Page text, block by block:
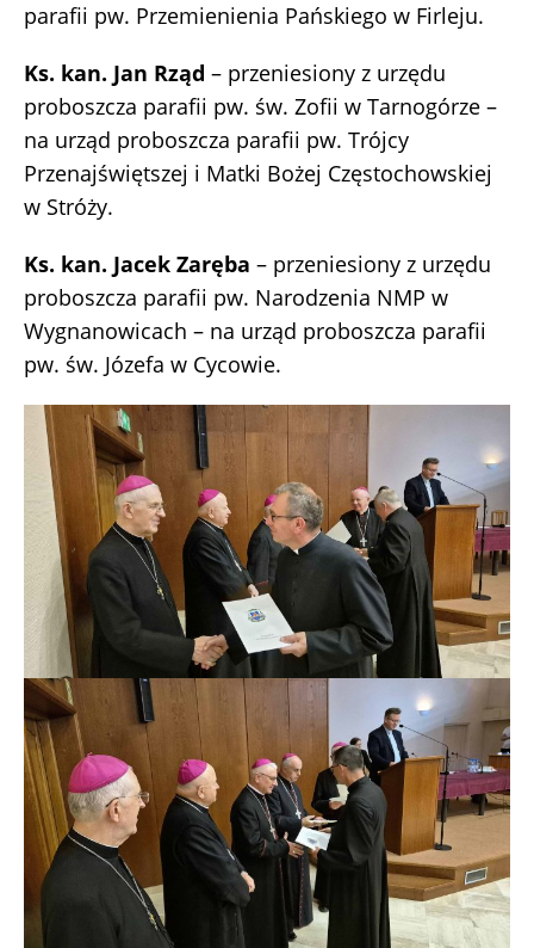
parafii pw. Przemienienia Pańskiego w Firleju.
Ks. kan. Jan Rząd – przeniesiony z urzędu
proboszcza parafii pw. św. Zofii w Tarnogórze –
na urząd proboszcza parafii pw. Trójcy
Przenajświętszej i Matki Bożej Częstochowskiej
w Stróży.
Ks. kan. Jacek Zaręba – przeniesiony z urzędu
proboszcza parafii pw. Narodzenia NMP w
Wygnanowicach – na urząd proboszcza parafii
pw. św. Józefa w Cycowie.